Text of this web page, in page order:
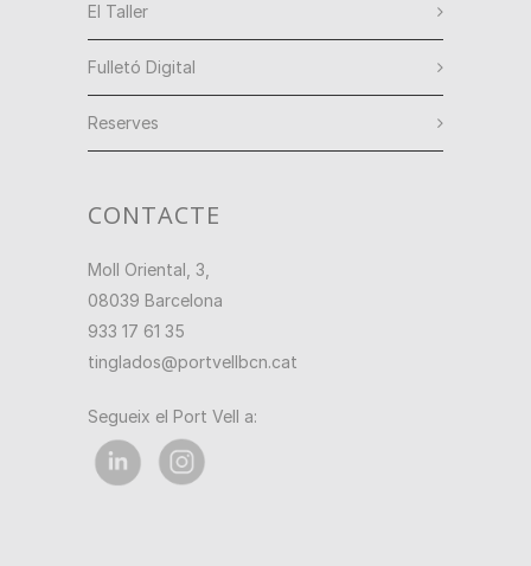
El Taller
Fulletó Digital
Reserves
CONTACTE
Moll Oriental, 3,
08039 Barcelona
933 17 61 35
tinglados@portvellbcn.cat
Segueix el Port Vell a: